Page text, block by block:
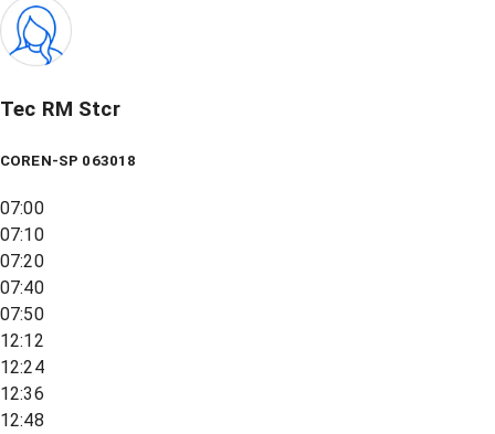
Tec RM Stcr
COREN-SP 063018
07:00
07:10
07:20
07:40
07:50
12:12
12:24
12:36
12:48